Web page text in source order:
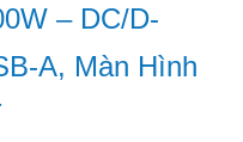
– DC/D-
A, Màn Hình